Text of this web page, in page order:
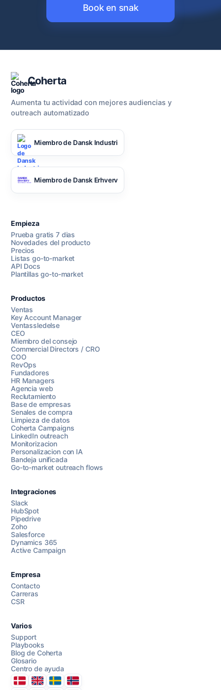
Book en snak
Chatea con nosotros
Coherta
Aumenta tu actividad con mejores audiencias y
outreach automatizado
Miembro de Dansk Industri
Miembro de Dansk Erhverv
Empieza
Prueba gratis 7 dias
Novedades del producto
Precios
Listas go-to-market
API Docs
Plantillas go-to-market
Productos
Ventas
Key Account Manager
Ventassledelse
CEO
Miembro del consejo
Commercial Directors / CRO
COO
RevOps
Fundadores
HR Managers
Agencia web
Reclutamiento
Base de empresas
Senales de compra
Limpieza de datos
Coherta Campaigns
LinkedIn outreach
Monitorizacion
Personalizacion con IA
Bandeja unificada
Go-to-market outreach flows
Integraciones
Slack
HubSpot
Pipedrive
Zoho
Salesforce
Dynamics 365
Active Campaign
Empresa
Contacto
Carreras
CSR
Varios
Support
Playbooks
Blog de Coherta
Glosario
Centro de ayuda
DanmarkUnited Kingdom
SverigeNorge